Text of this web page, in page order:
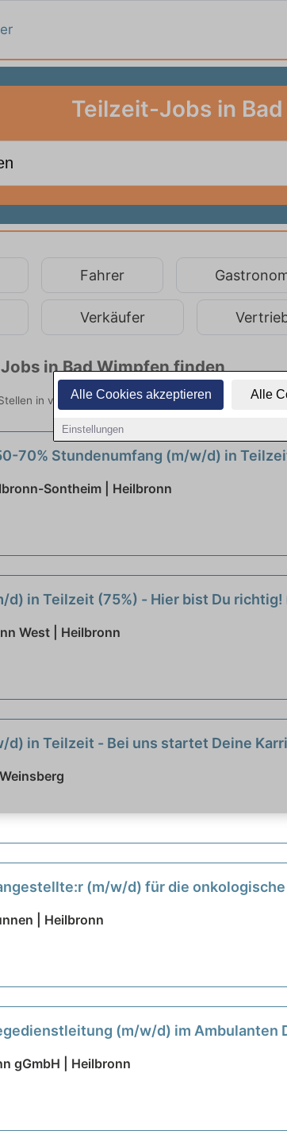
Alle Cookies akzeptieren Alle
Einstellungen
Teilzeit-Jobs in
Fahrer
Verkäufer
in Bad Wimpfen finden
in vielen Branchen. Jetzt bewerben!
70% Stundenumfang (m/w/d) in
Sontheim | Heilbronn
in Teilzeit (75%) - Hier bist Du richtig!
West | Heilbronn
in Teilzeit - Bei uns startet Deine
(m/w/d) für die
| Heilbronn
(m/w/d) im Ambulanten
gGmbH | Heilbronn